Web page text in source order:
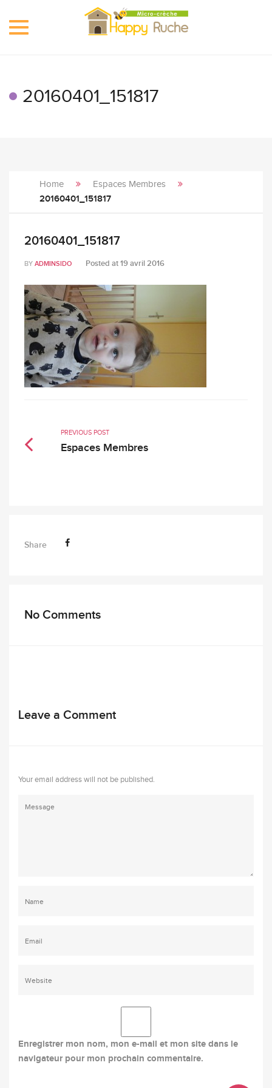
Toggle
20160401_151817
Home Espaces Membres
20160401_151817
20160401_151817
BY ADMINSIDO Posted at19 avril 2016
PREVIOUS POST
Espaces Membres
Share
No Comments
Leave a Comment
Your email address will not be published.
Enregistrer mon nom, mon e-mail et mon site dans le
navigateur pour mon prochain commentaire.